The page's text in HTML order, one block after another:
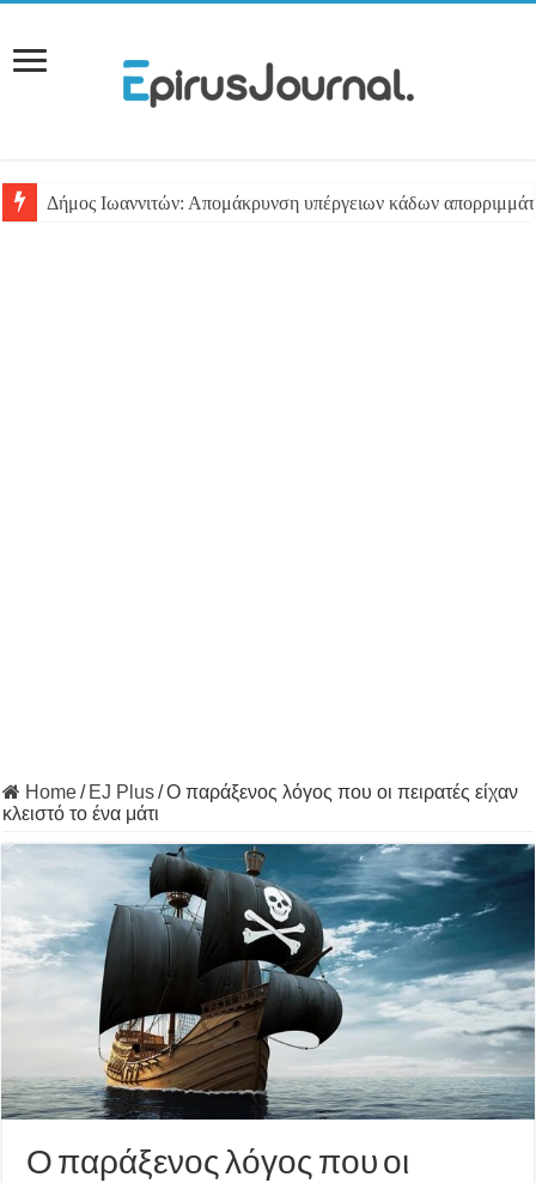
Δήμος Ιωαννιτών: Απομάκρυνση υπέργειων κάδων
Home/ EJ Plus/Ο παράξενος λόγος που οι πειρατές είχαν
κλειστό το ένα μάτι
Ο παράξενος λόγος που οι